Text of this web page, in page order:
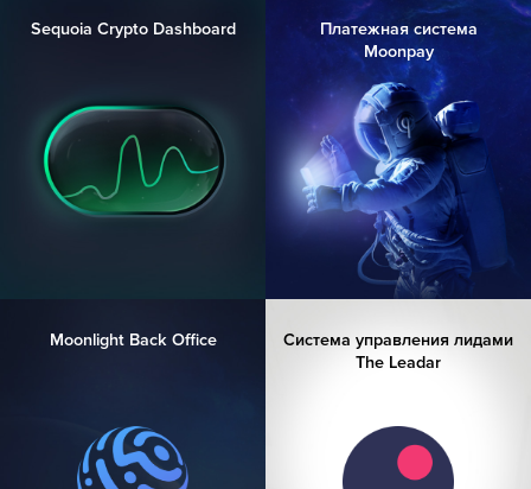
Sequoia Crypto Dashboard
Платежная система
Moonpay
Moonlight Back Office
Система управления лидами
The Leadar